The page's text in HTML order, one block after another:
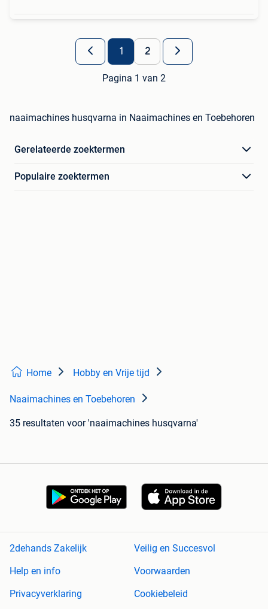
1 2
Pagina 1 van 2
naaimachines husqvarna in Naaimachines en Toebehoren
Gerelateerde zoektermen
Populaire zoektermen
Home Hobby en Vrije tijd
Naaimachines en Toebehoren
35 resultaten voor 'naaimachines husqvarna'
2dehands Zakelijk
Veilig en Succesvol
Help en info
Voorwaarden
Privacyverklaring
Cookiebeleid